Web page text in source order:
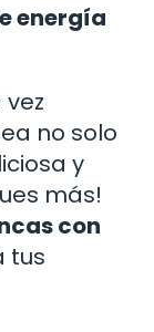
energía
no solo
y
más!
con
tus